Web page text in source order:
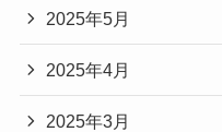
2025年5月
2025年4月
2025年3月